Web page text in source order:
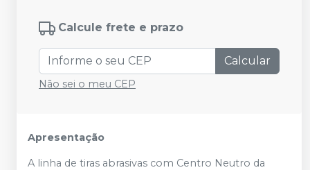
Calcule frete e prazo
Calcular
Não sei o meu CEP
Apresentação
A linha de tiras abrasivas com Centro Neutro da